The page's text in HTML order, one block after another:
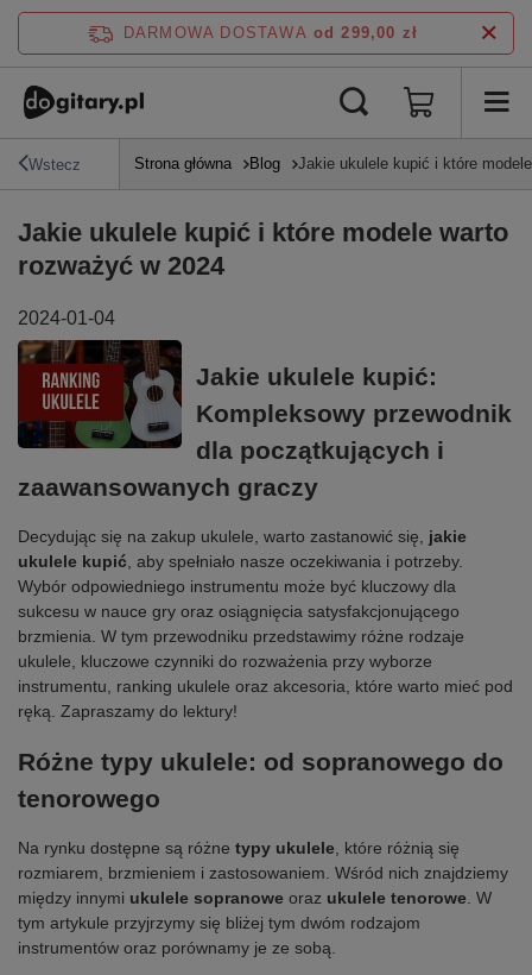
DARMOWA DOSTAWA od 299,00 zł
Wstecz Strona główna Blog Jakie ukulele kupić i które
Jakie ukulele kupić i które modele warto
rozważyć w 2024
2024-01-04
Jakie ukulele kupić:
Kompleksowy przewodnik
dla początkujących i
zaawansowanych graczy
Decydując się na zakup ukulele, warto zastanowić się, jakie
ukulele kupić , aby spełniało nasze oczekiwania i potrzeby.
Wybór odpowiedniego instrumentu może być kluczowy dla
sukcesu w nauce gry oraz osiągnięcia satysfakcjonującego
brzmienia. W tym przewodniku przedstawimy różne rodzaje
ukulele, kluczowe czynniki do rozważenia przy wyborze
instrumentu, ranking ukulele oraz akcesoria, które warto mieć pod
ręką. Zapraszamy do lektury!
Różne typy ukulele: od sopranowego do
tenorowego
Na rynku dostępne są różne typy ukulele , które różnią się
rozmiarem, brzmieniem i zastosowaniem. Wśród nich znajdziemy
między innymi ukulele sopranowe oraz ukulele tenorowe . W
tym artykule przyjrzymy się bliżej tym dwóm rodzajom
instrumentów oraz porównamy je ze sobą.